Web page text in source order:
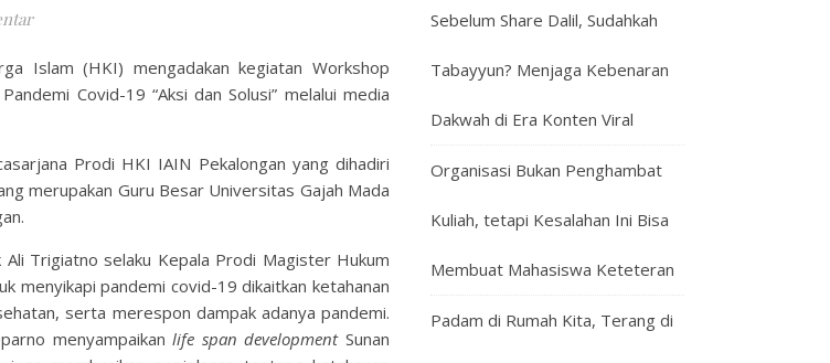
Islam (HKI) mengadakan kegiatan Workshop
Covid-19 “Aksi dan Solusi” melalui media
Prodi HKI IAIN Pekalongan yang dihadiri
merupakan Guru Besar Universitas Gajah Mada
Ali Trigiatno selaku Kepala Prodi Magister Hukum
menyikapi pandemi covid-19 dikaitkan ketahanan
serta merespon dampak adanya pandemi.
menyampaikan life span developmentSunan
Sebelum Share Dalil, Sudahkah
Tabayyun? Menjaga Kebenaran
Dakwah di Era Konten Viral
Organisasi Bukan Penghambat
Kuliah, tetapi Kesalahan Ini Bisa
Membuat Mahasiswa Keteteran
Padam di Rumah Kita, Terang di